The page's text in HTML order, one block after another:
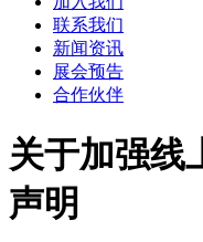
联系我们
新闻资讯
展会预告
合作伙伴
关于加强线
声明